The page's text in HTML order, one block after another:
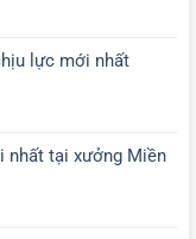
lực mới nhất
nhất tại xưởng Miền